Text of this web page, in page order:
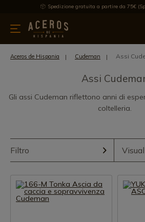
Spedizione gratuita a partire da 75€
cucina Offre Ultime notizie
Aceros de Hispania Cudeman Assi
Assi
Gli assi Cudeman riflettono anni di
coltelleria.
Filtro